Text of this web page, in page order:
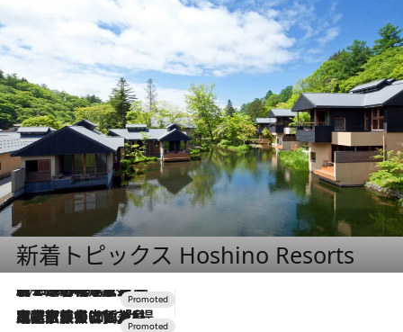
新着トピックス Hoshino Resorts
2026.8.7
【トンボの足水浴】ヒノキの香りに包まれて涼感マックス！約13℃の湧水かけ流しを避暑地「星野温泉 トンボの湯」で体験
2026.7.31
【ホテル帰省】という選択肢をOMOが提案。家族とほどよい距離を保つには「昼は実家、夜は気兼ねなくホテルで！」